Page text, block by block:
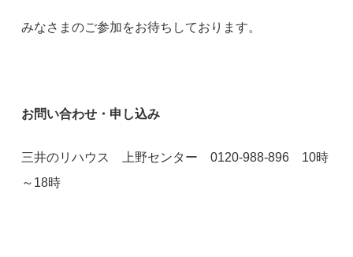
みなさまのご参加をお待ちしております。
お問い合わせ・申し込み
三井のリハウス 上野センター 0120-988-896 10時
～18時